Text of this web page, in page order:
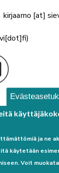
kirjaamo [at]
ja ne
käytetään
Voit